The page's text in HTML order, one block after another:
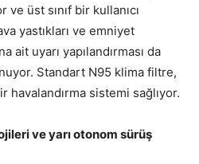
üst sınıf bir kullanıcı
yastıkları ve emniyet
ait uyarı yapılandırması da
Standart N95 klima filtre,
sistemi sağlıyor.
ve yarı otonom sürüş